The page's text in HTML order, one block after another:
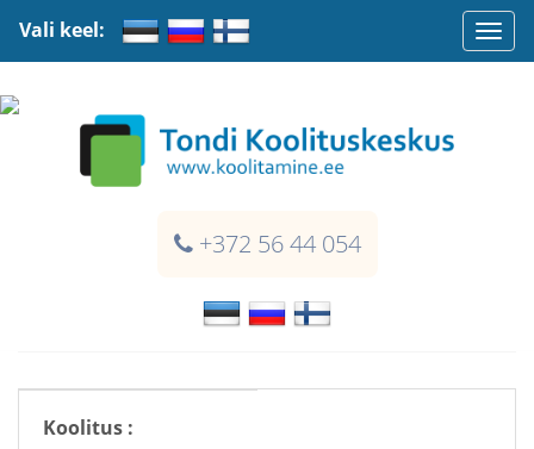
+372 56 44 054
Vali keel:
Koolitus :